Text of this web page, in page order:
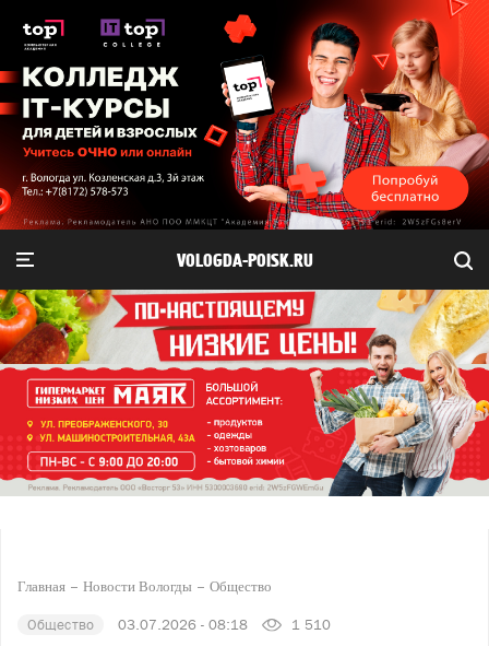
VOLOGDA-POISK.RU
Главная Новости Вологды Общество
Общество 03.07.2026 - 08:18 1 510